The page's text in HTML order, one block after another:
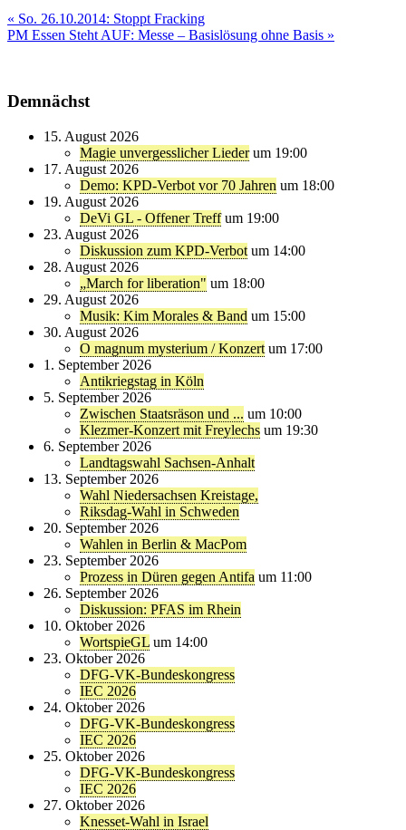
Beitragsnavigation
« So. 26.10.2014: Stoppt Fracking
PM Essen Steht AUF: Messe – Basislösung ohne Basis »
Demnächst
15. August 2026
Magie unvergesslicher Lieder um 19:00
17. August 2026
Demo: KPD-Verbot vor 70 Jahren um 18:00
19. August 2026
DeVi GL - Offener Treff um 19:00
23. August 2026
Diskussion zum KPD-Verbot um 14:00
28. August 2026
„March for liberation" um 18:00
29. August 2026
Musik: Kim Morales & Band um 15:00
30. August 2026
O magnum mysterium / Konzert um 17:00
1. September 2026
Antikriegstag in Köln
5. September 2026
Zwischen Staatsräson und ... um 10:00
Klezmer-Konzert mit Freylechs um 19:30
6. September 2026
Landtagswahl Sachsen-Anhalt
13. September 2026
Wahl Niedersachsen Kreistage,
Riksdag-Wahl in Schweden
20. September 2026
Wahlen in Berlin & MacPom
23. September 2026
Prozess in Düren gegen Antifa um 11:00
26. September 2026
Diskussion: PFAS im Rhein
10. Oktober 2026
WortspieGL um 14:00
23. Oktober 2026
DFG-VK-Bundeskongress
IEC 2026
24. Oktober 2026
DFG-VK-Bundeskongress
IEC 2026
25. Oktober 2026
DFG-VK-Bundeskongress
IEC 2026
27. Oktober 2026
Knesset-Wahl in Israel